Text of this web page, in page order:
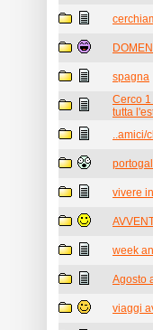
spagna
Cerco
tutta
..amici/
vivere
week
Agosto
viaggi